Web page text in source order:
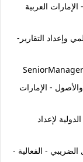
مطلوب مدير أول - BusinessTaxServices - الإمارات العربية
وإعداد التقارير-
- الإمارات
لإعداد
الضريبي - الفعالية -